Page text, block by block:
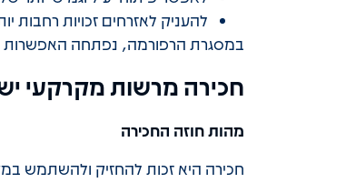
להעניק לאזרחים זכויות רחבות
במסגרת הרפורמה, נפתחה האפשרות
חכירה מרשות מקרקעי
מהות חוזה החכירה
חכירה היא זכות להחזיק ולהשתמש